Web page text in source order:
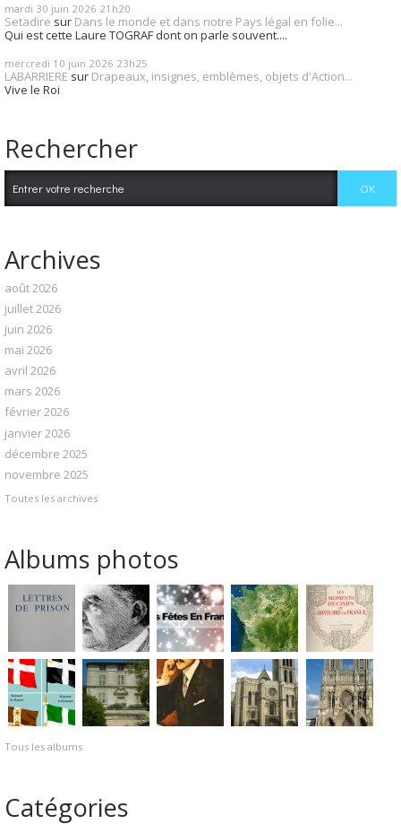
mardi 30 juin 2026 21h20
Setadire sur Dans le monde et dans notre Pays légal en folie...
Qui est cette Laure TOGRAF dont on parle souvent....
mercredi 10 juin 2026 23h25
LABARRIERE sur Drapeaux, insignes, emblèmes, objets d'Action...
Vive le Roi
Rechercher
Archives
août 2026
juillet 2026
juin 2026
mai 2026
avril 2026
mars 2026
février 2026
janvier 2026
décembre 2025
novembre 2025
Toutes les archives
Albums photos
Tous les albums
Catégories